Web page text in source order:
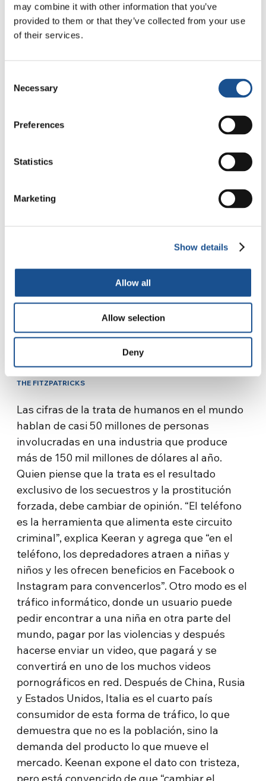
may combine it with other information that you’ve
provided to them or that they’ve collected from your use
of their services.
Selection
Necessary
Preferences
Statistics
Marketing
Show details
Allow all
Allow selection
Deny
requiere este camino de tratamiento. “Las
mujeres están realmente destruidas y son
vulnerables y los hombres detrás son
protegida, por una vida fuerte de Evangelio,
confesión religiosa particular”.
THE FITZPATRICKS
Las cifras de la trata de humanos en el mundo
hablan de casi 50 millones de personas
involucradas en una industria que produce
más de 150 mil millones de dólares al año.
Quien piense que la trata es el resultado
exclusivo de los secuestros y la prostitución
forzada, debe cambiar de opinión. “El teléfono
es la herramienta que alimenta este circuito
criminal”, explica Keeran y agrega que “en el
teléfono, los depredadores atraen a niñas y
niños y les ofrecen beneficios en Facebook o
Instagram para convencerlos”. Otro modo es el
tráfico informático, donde un usuario puede
pedir encontrar a una niña en otra parte del
mundo, pagar por las violencias y después
hacerse enviar un video, que pagará y se
convertirá en uno de los muchos videos
pornográficos en red. Después de China, Rusia
y Estados Unidos, Italia es el cuarto país
consumidor de esta forma de tráfico, lo que
demuestra que no es la población, sino la
demanda del producto lo que mueve el
mercado. Keenan expone el dato con tristeza,